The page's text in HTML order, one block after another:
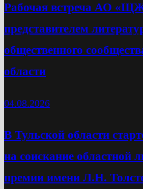
Рабочая встреча АО
представителем
общественного
области
04.08.2026
В Тульской области
на соискание областной
премии имени Л.Н.